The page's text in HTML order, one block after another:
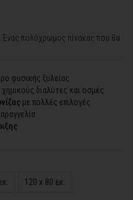
Ένας πολύχρωμος πίνακας που θα
φυσικής ξυλείας
διαλύτες και οσμές
με πολλές επιλογές
120 x 80 εκ.